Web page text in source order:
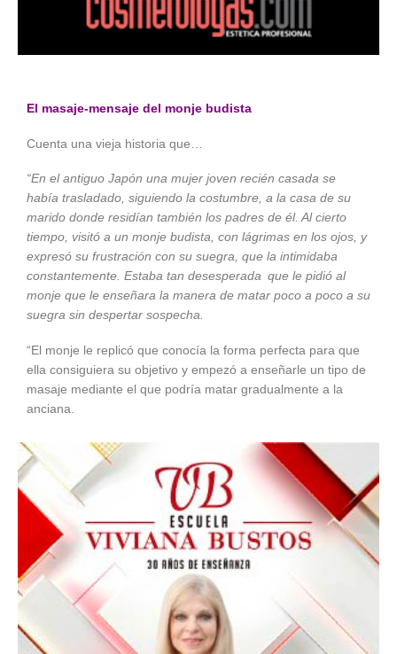
El masaje-mensaje del monje budista
Cuenta una vieja historia que…
“En el antiguo Japón una mujer joven recién casada se
había trasladado, siguiendo la costumbre, a la casa de su
marido donde residían también los padres de él. Al cierto
tiempo, visitó a un monje budista, con lágrimas en los ojos, y
expresó su frustración con su suegra, que la intimidaba
constantemente. Estaba tan desesperada que le pidió al
monje que le enseñara la manera de matar poco a poco a su
suegra sin despertar sospecha.
“El monje le replicó que conocía la forma perfecta para que
ella consiguiera su objetivo y empezó a enseñarle un tipo de
masaje mediante el que podría matar gradualmente a la
anciana.